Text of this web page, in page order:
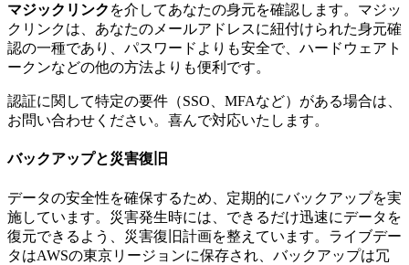
マジックリンク を介してあなたの身元を確認します。マジッ
クリンクは、あなたのメールアドレスに紐付けられた身元確
認の一種であり、パスワードよりも安全で、ハードウェアト
ークンなどの他の方法よりも便利です。
認証に関して特定の要件（SSO、MFAなど）がある場合は、
お問い合わせください。喜んで対応いたします。
バックアップと災害復旧
データの安全性を確保するため、定期的にバックアップを実
施しています。災害発生時には、できるだけ迅速にデータを
復元できるよう、災害復旧計画を整えています。ライブデー
タはAWSの東京リージョンに保存され、バックアップは冗